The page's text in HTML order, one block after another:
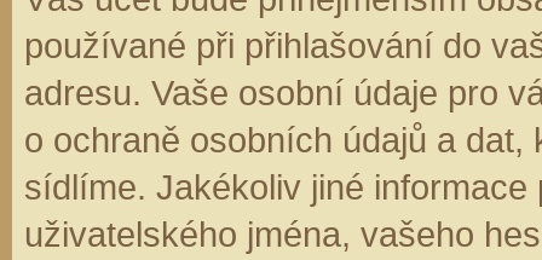
používané při přihlašování do
adresu. Vaše osobní údaje pro
o ochraně osobních údajů a
sídlíme. Jakékoliv jiné informace
uživatelského jména, vašeho